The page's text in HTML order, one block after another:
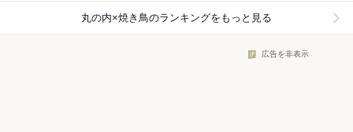
丸の内×焼き鳥のランキングをもっと見る
広告を非表示